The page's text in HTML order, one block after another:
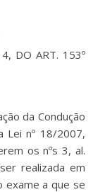
DO ART. 153º
da Condução
Lei nº 18/2007,
os nºs 3, al.
realizada em
exame a que se